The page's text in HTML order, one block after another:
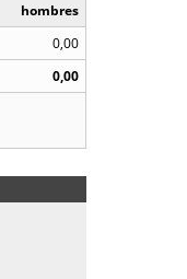
hombres
0,00
0,00